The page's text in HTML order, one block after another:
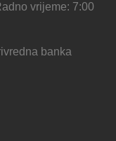
vrijeme: 7:00
banka